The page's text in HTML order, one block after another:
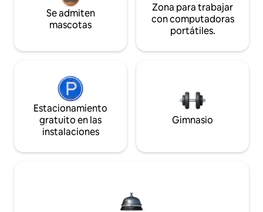
Se admiten
mascotas
Zona para trabajar
con computadoras
portátiles.
Estacionamiento
gratuito en las
instalaciones
Gimnasio